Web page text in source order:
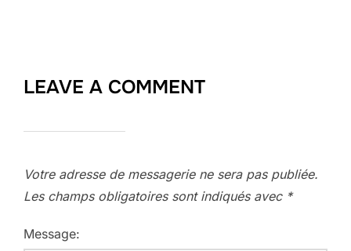
LEAVE A COMMENT
Votre adresse de messagerie ne sera pas publiée.
Les champs obligatoires sont indiqués avec *
Message: